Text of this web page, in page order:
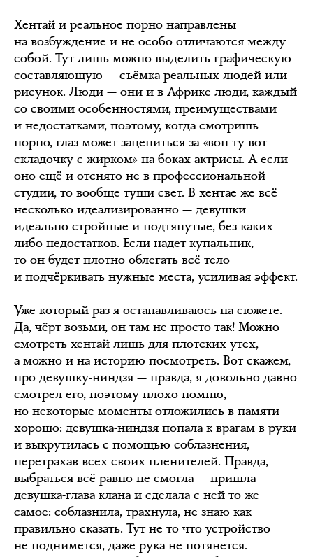
Хентай и реальное порно направлены
на возбуждение и не особо отличаются между
собой. Тут лишь можно выделить графическую
составляющую — съёмка реальных людей или
рисунок. Люди — они и в Африке люди, каждый
со своими особенностями, преимуществами
и недостатками, поэтому, когда смотришь
порно, глаз может зацепиться за «вон ту вот
складочку с жирком» на боках актрисы. А если
оно ещё и отснято не в профессиональной
студии, то вообще туши свет. В хентае же всё
несколько идеализированно — девушки
идеально стройные и подтянутые, без каких-
либо недостатков. Если надет купальник,
то он будет плотно облегать всё тело
и подчёркивать нужные места, усиливая эффект.
Уже который раз я останавливаюсь на сюжете.
Да, чёрт возьми, он там не просто так! Можно
смотреть хентай лишь для плотских утех,
а можно и на историю посмотреть. Вот скажем,
про девушку-ниндзя — правда, я довольно давно
смотрел его, поэтому плохо помню,
но некоторые моменты отложились в памяти
хорошо: девушка-ниндзя попала к врагам в руки
и выкрутилась с помощью соблазнения,
перетрахав всех своих пленителей. Правда,
выбраться всё равно не смогла — пришла
девушка-глава клана и сделала с ней то же
самое: соблазнила, трахнула, не знаю как
правильно сказать. Тут не то что устройство
не поднимется, даже рука не потянется.